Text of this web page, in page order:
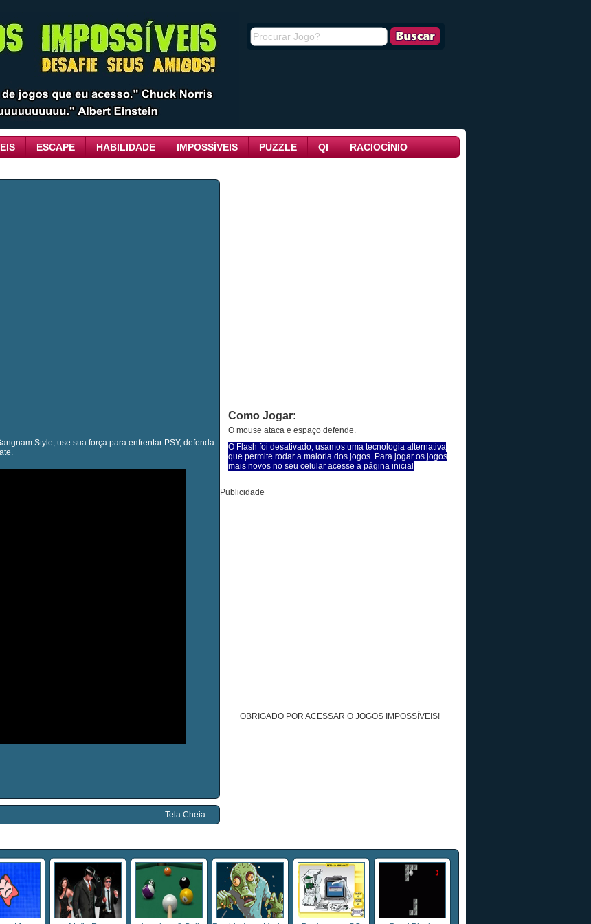
ESCAPE HABILIDADE IMPOSSÍVEIS PUZZLE QI RACIOCÍNIO
Style, use sua força para enfrentar PSY, defenda-
Tela Cheia
Como Jogar:
O mouse ataca e espaço defende.
O Flash foi desativado, usamos uma tecnologia alternativa
que permite rodar a maioria dos jogos. Para jogar os jogos
mais novos no seu celular acesse a página inicial
Publicidade
OBRIGADO POR ACESSAR O JOGOS IMPOSSÍVEIS!